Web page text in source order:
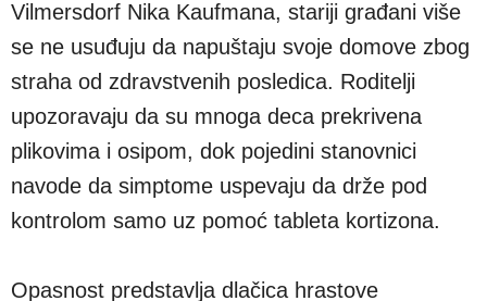
Vilmersdorf Nika Kaufmana, stariji građani više
se ne usuđuju da napuštaju svoje domove zbog
straha od zdravstvenih posledica. Roditelji
upozoravaju da su mnoga deca prekrivena
plikovima i osipom, dok pojedini stanovnici
navode da simptome uspevaju da drže pod
kontrolom samo uz pomoć tableta kortizona.
Opasnost predstavlja dlačica hrastove